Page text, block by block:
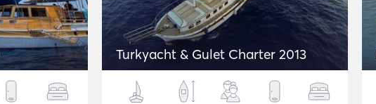
Turkyacht & Gulet Charter 2013